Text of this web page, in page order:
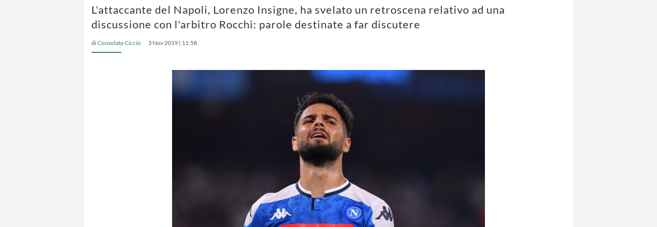
L'attaccante del Napoli, Lorenzo Insigne, ha svelato un retroscena relativo ad una
discussione con l'arbitro Rocchi: parole destinate a far discutere
diConsolato Cicciù 3 Nov 2019 | 11:58